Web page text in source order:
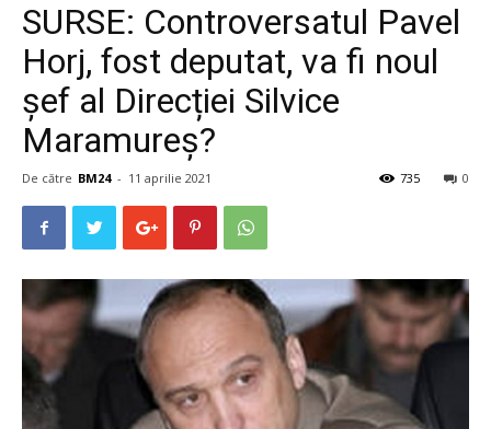
SURSE: Controversatul Pavel
Horj, fost deputat, va fi noul
șef al Direcției Silvice
Maramureș?
De către BM24 - 11 aprilie 2021 0
735